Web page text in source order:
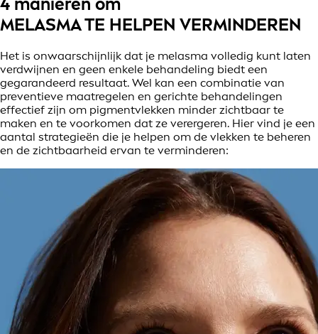
MELASMA TE HELPEN VERMINDEREN
Het is onwaarschijnlijk dat je melasma volledig kunt laten
verdwijnen en geen enkele behandeling biedt een
gegarandeerd resultaat. Wel kan een combinatie van
preventieve maatregelen en gerichte behandelingen
effectief zijn om pigmentvlekken minder zichtbaar te
maken en te voorkomen dat ze verergeren. Hier vind je een
aantal strategieën die je helpen om de vlekken te beheren
en de zichtbaarheid ervan te verminderen: